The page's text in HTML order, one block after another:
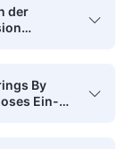
der
By
Ein-